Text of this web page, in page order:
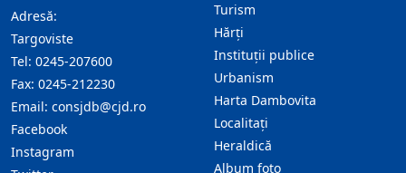
Adresă:
Targoviste
Tel: 0245-207600
Fax: 0245-212230
Email: consjdb@cjd.ro
Facebook
Instagram
Turism
Hărţi
Instituţii publice
Urbanism
Harta Dambovita
Localitaţi
Heraldică
Album foto